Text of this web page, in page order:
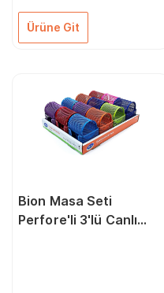
Ürüne Git
Bion Masa Seti
Perfore'li 3'lü Canlı